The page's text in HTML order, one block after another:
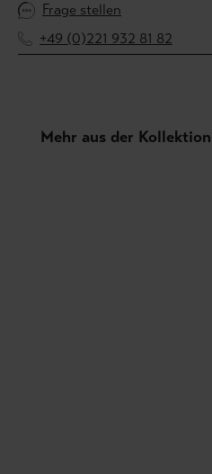
Frage stellen
+49 (0)221 932 81 82
Produktgalerie überspringen
Mehr aus der Kollektion